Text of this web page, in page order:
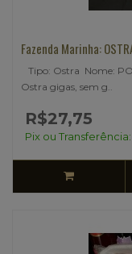
Fazenda Marinha:
Tipo: Ostra Nome:
Ostra gigas, sem g..
R$27,75
Pix ou